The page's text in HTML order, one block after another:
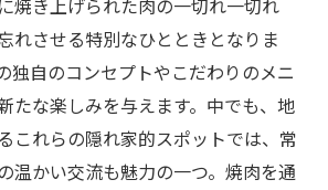
焼き上げられた肉の一切れ一切れ
れさせる特別なひとときとなりま
独自のコンセプトやこだわりのメニ
たな楽しみを与えます。中でも、地
これらの隠れ家的スポットでは、常
温かい交流も魅力の一つ。焼肉を通